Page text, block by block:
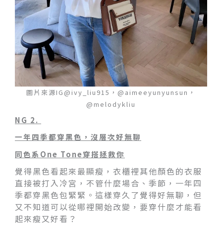
圖片來源IG@ivy_liu915，@aimeeyunyunsun，
@melodykliu
NG 2.
一年四季都穿黑色，沒層次好無聊
同色系One Tone穿搭拯救你
覺得黑色看起來最顯瘦，衣櫃裡其他顏色的衣服
直接被打入冷宮，不管什麼場合、季節，一年四
季都穿黑色包緊緊。這樣穿久了覺得好無聊，但
又不知道可以從哪裡開始改變，要穿什麼才能看
起來瘦又好看？